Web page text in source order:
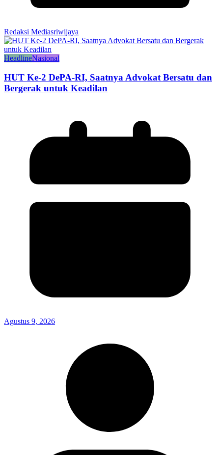
Redaksi Mediasriwijaya
HeadlineNasional
HUT Ke-2 DePA-RI, Saatnya Advokat Bersatu dan
Bergerak untuk Keadilan
Agustus 9, 2026